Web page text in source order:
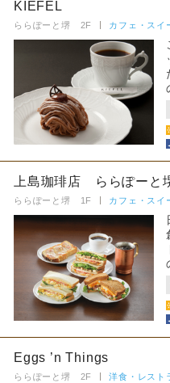
KIEFEL
ららぽーと堺 2F カフェ・スイ
上島珈琲店 ららぽーと
ららぽーと堺 1F カフェ・スイ
Eggs ’n Things
ららぽーと堺 2F 洋食・レスト